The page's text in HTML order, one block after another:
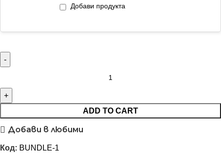
Добави продукта
ADD TO CART
Добави в любими
Код: BUNDLE-1